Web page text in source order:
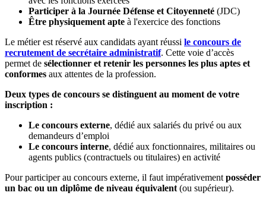
Participer à la Journée Défense et Citoyenneté (JDC)
Être physiquement apte à l'exercice des fonctions
Le métier est réservé aux candidats ayant réussi le concours de
recrutement de secrétaire administratif. Cette voie d’accès
permet de sélectionner et retenir les personnes les plus aptes et
conformes aux attentes de la profession.
Deux types de concours se distinguent au moment de votre
inscription :
Le concours externe, dédié aux salariés du privé ou aux
demandeurs d’emploi
Le concours interne, dédié aux fonctionnaires, militaires ou
agents publics (contractuels ou titulaires) en activité
Pour participer au concours externe, il faut impérativement posséder
un bac ou un diplôme de niveau équivalent (ou supérieur).